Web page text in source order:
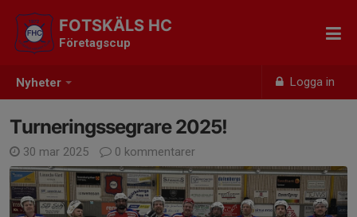
Nyheter Logga in
FOTSKÄLS HC
Företagscup
Turneringssegrare 2025!
30 mar 2025 0 kommentarer